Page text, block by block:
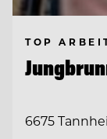
TOP
6675